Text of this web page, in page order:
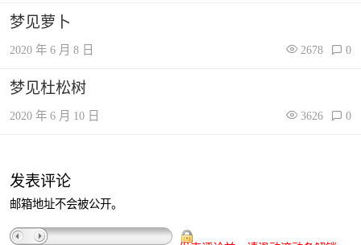
梦见萝卜
2020 年 6 月 8 日 2678 0
梦见杜松树
2020 年 6 月 10 日 3626 0
发表评论
邮箱地址不会被公开。